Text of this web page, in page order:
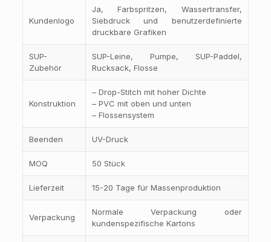
Kundenlogo
Ja, Farbspritzen, Wassertransfer,
Siebdruck und benutzerdefinierte
druckbare Grafiken
SUP-
Zubehör
SUP-Leine, Pumpe, SUP-Paddel,
Rucksack, Flosse
Konstruktion
– Drop-Stitch mit hoher Dichte
– PVC mit oben und unten
– Flossensystem
Beenden UV-Druck
MOQ 50 Stück
Lieferzeit 15-20 Tage für Massenproduktion
Verpackung
Normale Verpackung oder
kundenspezifische Kartons